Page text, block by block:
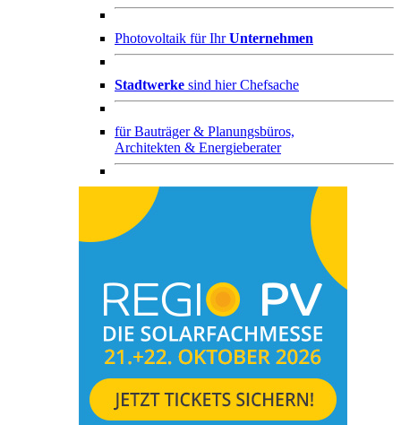
Photovoltaik für IhrUnternehmen
Stadtwerke sind hier Chefsache
fürBauträger & Planungsbüros,
Architekten & Energieberater